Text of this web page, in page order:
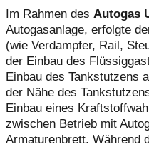
Im Rahmen des Autogas
Autogasanlage, erfolgte
(wie Verdampfer, Rail,
der Einbau des
Einbau des Tankstutzens
der Nähe des
Einbau eines
zwischen Betrieb mit
Armaturenbrett. Während